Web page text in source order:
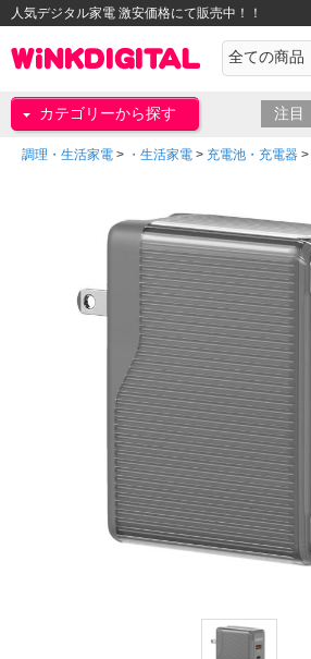
人気デジタル家電 激安価格にて販売中！！
カテゴリーから探す 注目
調理・生活家電 > ・生活家電 > 充電池・充電器 >